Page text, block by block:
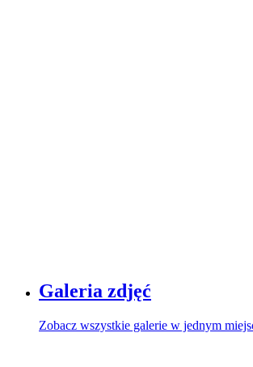
Galeria zdjęć
Zobacz wszystkie galerie w jednym